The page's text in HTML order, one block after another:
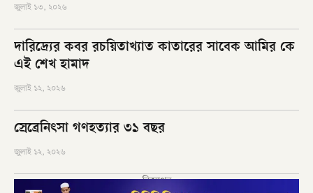
জুলাই ১৩, ২০২৬
দারিদ্র্যের কবর রচয়িতাখ্যাত কাতারের সাবেক আমির কে
এই শেখ হামাদ
জুলাই ১২, ২০২৬
স্রেব্রেনিৎসা গণহত্যার ৩১ বছর
জুলাই ১২, ২০২৬
বিজ্ঞাপন